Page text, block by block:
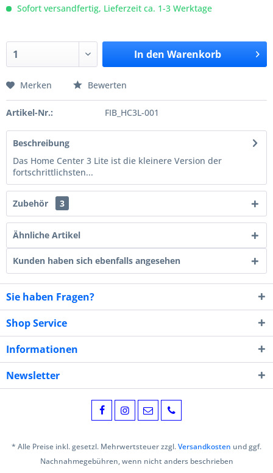
Sofort versandfertig, Lieferzeit ca. 1-3 Werktage
In den Warenkorb
Merken Bewerten
Artikel-Nr.: FIB_HC3L-001
Beschreibung
Das Home Center 3 Lite ist die kleinere Version der
fortschrittlichsten...
Zubehör 3
Ähnliche Artikel
Kunden haben sich ebenfalls angesehen
Sie haben Fragen?
Shop Service
Informationen
Newsletter
* Alle Preise inkl. gesetzl. Mehrwertsteuer zzgl.Versandkosten und ggf.
Nachnahmegebühren, wenn nicht anders beschrieben